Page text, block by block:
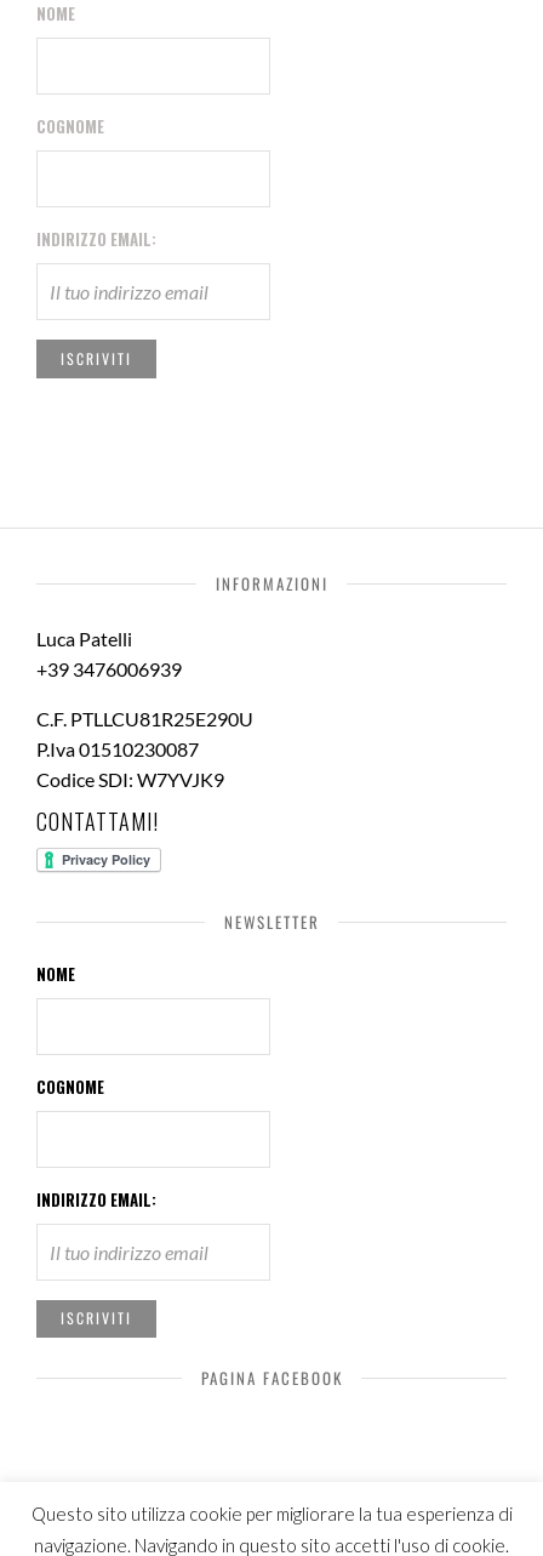
NOME
COGNOME
INDIRIZZO EMAIL:
INFORMAZIONI
Luca Patelli
+39 3476006939
C.F. PTLLCU81R25E290U
P.Iva 01510230087
Codice SDI: W7YVJK9
CONTATTAMI!
NEWSLETTER
NOME
COGNOME
INDIRIZZO EMAIL:
PAGINA FACEBOOK
Questo sito utilizza cookie per migliorare la tua esperienza di
navigazione. Navigando in questo sito accetti l'uso di cookie.